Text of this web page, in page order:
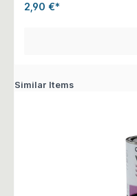
2,90 €*
Similar Items